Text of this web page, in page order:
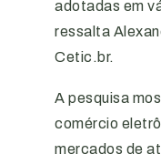
adotadas em
ressalta
Cetic.br.
A pesquisa
comércio
mercados de